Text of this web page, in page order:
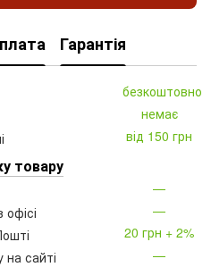
Гарантія
безкоштовно
немає
від 150 грн
товару
—
—
20 грн + 2%
сайті
—